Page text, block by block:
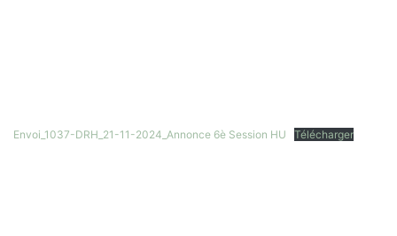
Envoi_1037-DRH_21-11-2024_Annonce 6è Session HU Télécharger